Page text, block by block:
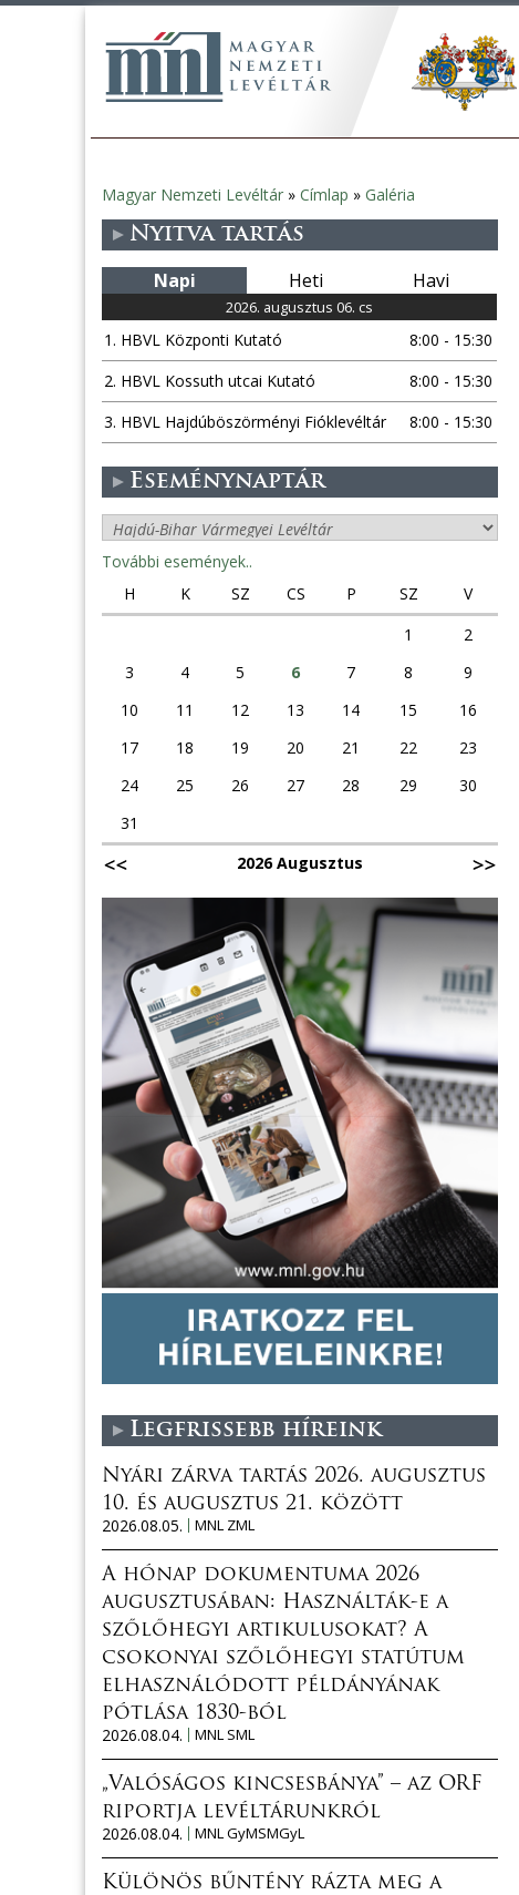
Jelenlegi
hely
Magyar Nemzeti Levéltár » Címlap » Galéria
Nyitva tartás
Napi Heti Havi
2026. augusztus 06. cs
1. HBVL Központi Kutató
8:00 - 15:30
2. HBVL Kossuth utcai Kutató
8:00 - 15:30
3. HBVL Hajdúböszörményi Fióklevéltár
8:00 - 15:30
Eseménynaptár
További események..
H
K SZ CS P SZ
V
1
2
3
4 5 6 7 8
9
10
11 12 13 14 15
16
17
18 19 20 21 22
23
24
25 26 27 28 29
30
31
2026 Augusztus
Legfrissebb híreink
Nyári zárva tartás 2026. augusztus
10. és augusztus 21. között
2026.08.05.
MNL ZML
A hónap dokumentuma 2026
augusztusában: Használták-e a
szőlőhegyi artikulusokat? A
csokonyai szőlőhegyi statútum
elhasználódott példányának
pótlása 1830-ból
2026.08.04.
MNL SML
„Valóságos kincsesbánya” – az ORF
riportja levéltárunkról
2026.08.04.
MNL GyMSMGyL
Különös bűntény rázta meg a